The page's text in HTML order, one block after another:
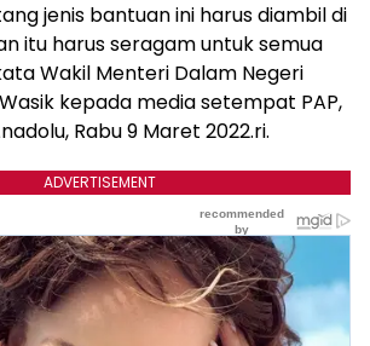
jenis bantuan ini harus diambil di
itu harus seragam untuk semua
Wakil Menteri Dalam Negeri
kepada media setempat PAP,
Rabu 9 Maret 2022.ri.
ADVERTISEMENT